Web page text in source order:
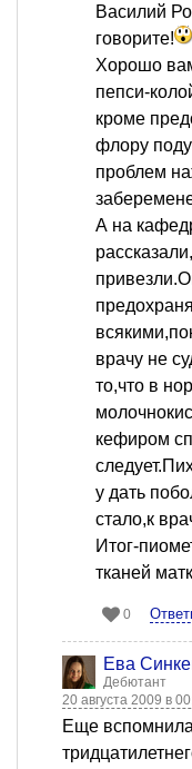
Василий
говорите!
Хорошо
пепси-
кроме
флору
проблем
А на
врачу не
то,что в
кефиром
у дать
стало,к
Итог-
тканей
0
Ева
Дебютант
20 августа 2009 в
Еще